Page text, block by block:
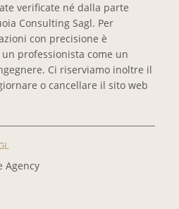
verificate né dalla parte
Consulting Sagl. Per
con precisione è
professionista come un
Ci riserviamo inoltre il
o cancellare il sito web
Agency